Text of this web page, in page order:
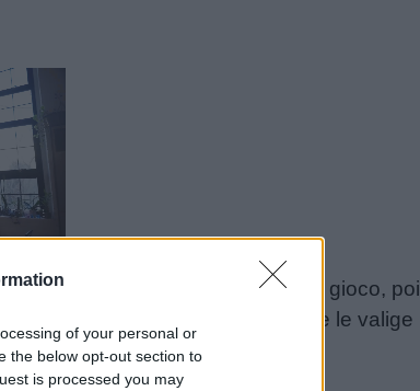
of your personal or
the below opt-out section to
is processed you may
le prime volte sarà come un gioco, poi
Anche piegare i vestiti, preparare le valige